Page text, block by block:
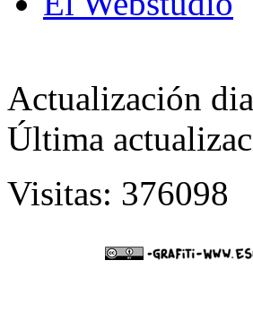
Actualización
Última
Visitas: 376098